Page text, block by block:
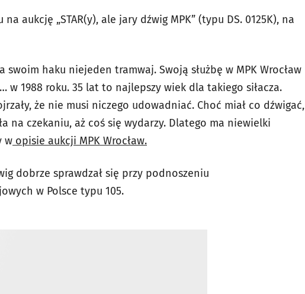
aukcję „STAR(y), ale jary dźwig MPK” (typu DS. 0125K), na
swoim haku niejeden tramwaj. Swoją służbę w MPK Wrocław
w 1988 roku. 35 lat to najlepszy wiek dla takiego siłacza.
że nie musi niczego udowadniać. Choć miał co dźwigać,
na czekaniu, aż coś się wydarzy. Dlatego ma niewielki
w opisie aukcji MPK Wrocław.
dobrze sprawdzał się przy podnoszeniu
w Polsce typu 105.